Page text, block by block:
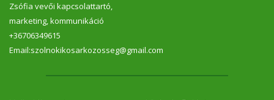
Zsófia vevői kapcsolattartó,
marketing, kommunikáció
+36706349615
Email:szolnokikosarkozosseg@gmail.com